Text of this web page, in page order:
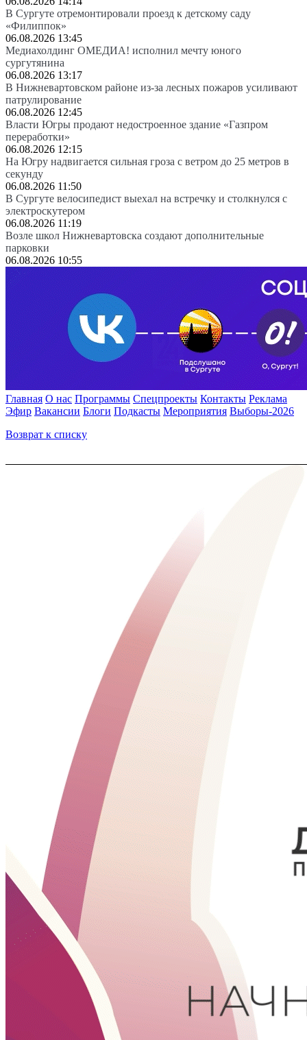
В Сургуте отремонтировали проезд к детскому саду
«Филиппок»
06.08.2026 13:45
Медиахолдинг ОМЕДИА! исполнил мечту юного
сургутянина
06.08.2026 13:17
В Нижневартовском районе из-за лесных пожаров усиливают
патрулирование
06.08.2026 12:45
Власти Югры продают недостроенное здание «Газпром
переработки»
06.08.2026 12:15
На Югру надвигается сильная гроза с ветром до 25 метров в
секунду
06.08.2026 11:50
В Сургуте велосипедист выехал на встречку и столкнулся с
электроскутером
06.08.2026 11:19
Возле школ Нижневартовска создают дополнительные
парковки
06.08.2026 10:55
Главная О нас Программы Спецпроекты Контакты Реклама
Эфир Вакансии Блоги Подкасты Мероприятия Выборы-2026
Возврат к списку